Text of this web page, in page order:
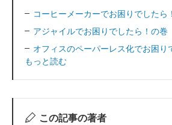
コーヒーメーカーでお困りでしたら！
アジャイルでお困りでしたら！の巻
オフィスのペーパーレス化でお困り
もっと読む
この記事の著者